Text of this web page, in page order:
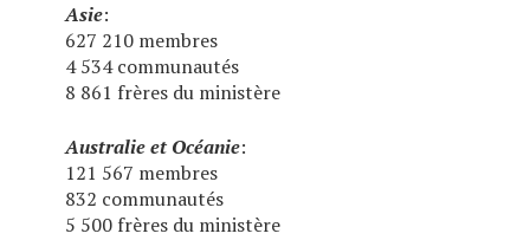
Asie:
627 210 membres
4 534 communautés
8 861 frères du ministère
Australie et Océanie:
121 567 membres
832 communautés
5 500 frères du ministère